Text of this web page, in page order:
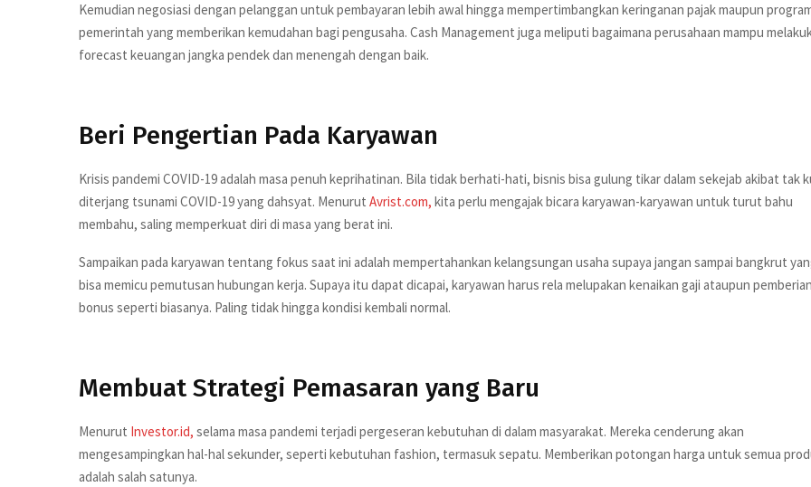
Kemudian negosiasi dengan pelanggan untuk pembayaran lebih awal hingga mempertimbangkan keringanan pajak maupun
pemerintah yang memberikan kemudahan bagi pengusaha. Cash Management juga meliputi bagaimana perusahaan mampu
forecast keuangan jangka pendek dan menengah dengan baik.
Beri Pengertian Pada Karyawan
Krisis pandemi COVID-19 adalah masa penuh keprihatinan. Bila tidak berhati-hati, bisnis bisa gulung tikar dalam sekejab akibat tak
diterjang tsunami COVID-19 yang dahsyat. Menurut Avrist.com, kita perlu mengajak bicara karyawan-karyawan untuk turut bahu
membahu, saling memperkuat diri di masa yang berat ini.
Sampaikan pada karyawan tentang fokus saat ini adalah mempertahankan kelangsungan usaha supaya jangan sampai bangkrut
bisa memicu pemutusan hubungan kerja. Supaya itu dapat dicapai, karyawan harus rela melupakan kenaikan gaji ataupun pemberian
bonus seperti biasanya. Paling tidak hingga kondisi kembali normal.
Membuat Strategi Pemasaran yang Baru
Menurut Investor.id, selama masa pandemi terjadi pergeseran kebutuhan di dalam masyarakat. Mereka cenderung akan
mengesampingkan hal-hal sekunder, seperti kebutuhan fashion, termasuk sepatu. Memberikan potongan harga untuk semua
adalah salah satunya.